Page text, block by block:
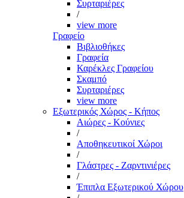
Συρταριέρες
/
view more
Γραφείο
Βιβλιοθήκες
Γραφεία
Καρέκλες Γραφείου
Σκαμπό
Συρταριέρες
view more
Εξωτερικός Χώρος - Κήπος
Αιώρες - Κούνιες
/
Αποθηκευτικοί Χώροι
/
Γλάστρες - Ζαρντινιέρες
/
Έπιπλα Εξωτερικού Χώρου